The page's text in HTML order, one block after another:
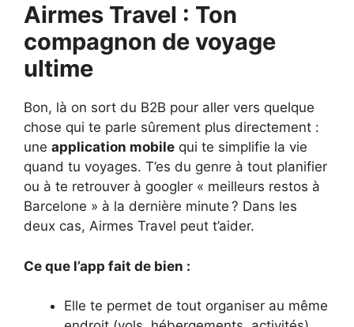
Airmes Travel : Ton
compagnon de voyage
ultime
Bon, là on sort du B2B pour aller vers quelque
chose qui te parle sûrement plus directement :
une application mobile qui te simplifie la vie
quand tu voyages. T’es du genre à tout planifier
ou à te retrouver à googler « meilleurs restos à
Barcelone » à la dernière minute ? Dans les
deux cas, Airmes Travel peut t’aider.
Ce que l’app fait de bien :
Elle te permet de tout organiser au même